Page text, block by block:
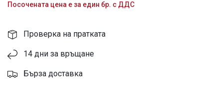
Посочената цена е за един бр. с ДДС
Проверка на пратката
14 дни за връщане
Бърза доставка